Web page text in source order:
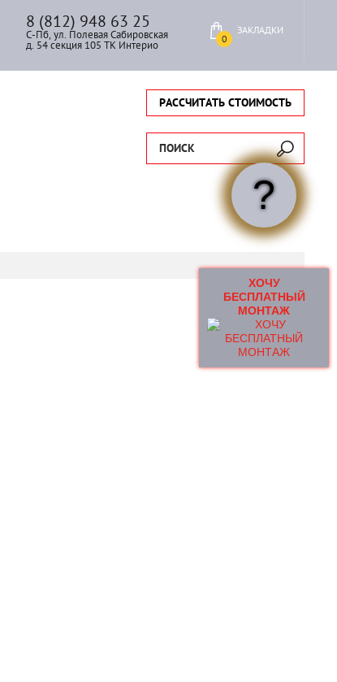
?
8 (812) 948 63 25
С-Пб, ул. Полевая Сабировская
д. 54 секция 105 ТК Интерио 0
ЗАКЛАДКИ
РАССЧИТАТЬ СТОИМОСТЬ
ПОИСК
ХОЧУ
БЕСПЛАТНЫЙ
МОНТАЖ